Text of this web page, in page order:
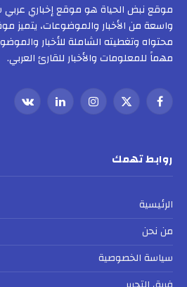
موقع نبض الحياة هو موقع إخباري
واسعة من الأخبار والموضوعات، يتميز
محتواه وتغطيته الشاملة للأخبار
مهماً للمعلومات والأخبار للقارئ العربي.
فيسبوك
X
الانستغراملينكدإن
روابط تهمك
الرئيسية
من نحن
سياسة الخصوصية